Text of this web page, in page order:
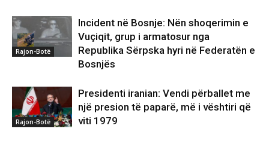
Rajon-Botë
Incident në Bosnje: Nën shoqerimin e
Vuçiqit, grup i armatosur nga
Republika Sërpska hyri në Federatën e
Bosnjës
Rajon-Botë
Presidenti iranian: Vendi përballet me
një presion të paparë, më i vështiri që
viti 1979